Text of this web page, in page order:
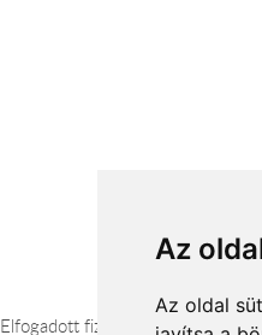
Az
Az oldal
Elfogadott fizetési módok